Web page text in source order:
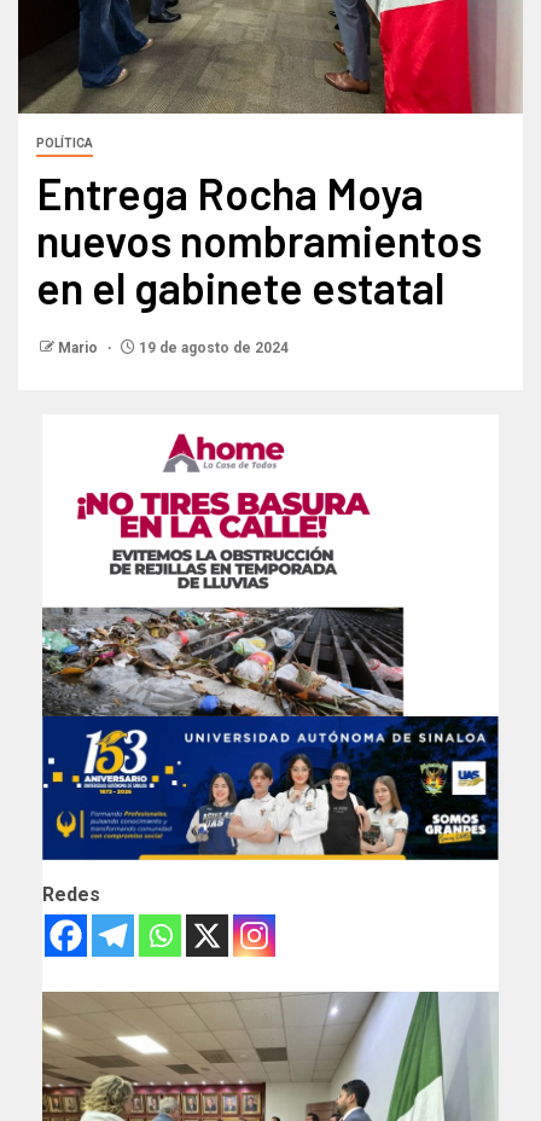
POLÍTICA
Entrega Rocha Moya
nuevos nombramientos
en el gabinete estatal
Mario 19 de agosto de 2024
Redes